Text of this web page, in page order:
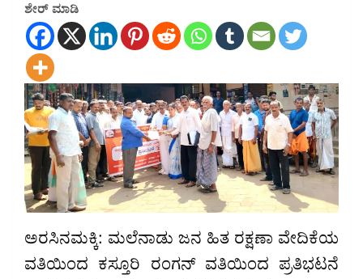
ಶೇರ್ ಮಾಡಿ
ಅರಸಿನಮಕ್ಕಿ: ಮಲೆನಾಡು ಜನ ಹಿತ ರಕ್ಷಣಾ ವೇದಿಕೆಯ
ವತಿಯಿಂದ ಕಸ್ತೂರಿ ರಂಗನ್ ವತಿಯಿಂದ ಪ್ರತಿಭಟನೆ